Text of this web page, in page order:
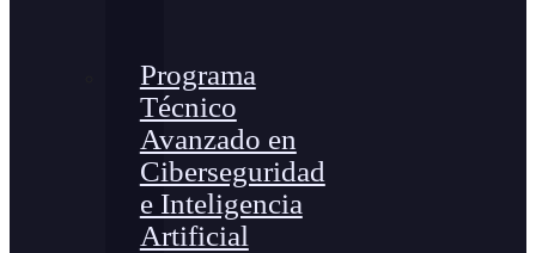
Programa
Técnico
Avanzado en
Ciberseguridad
e Inteligencia
Artificial